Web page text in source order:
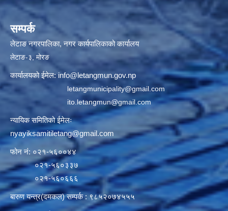
सम्पर्क
लेटाङ नगरपालिका, नगर कार्यपालिकाको कार्यालय
लेटाङ-३, मोरङ
कार्यालयको ईमेल:info@letangmun.gov.np
letangmunicipality@gmail.com
ito.letangmun@gmail.com
न्यायिक समितिको ईमेलः
nyayiksamitiletang@gmail.com
फोन नं: ०२१-५६००४४
०२१-५६०३३७
०२१-५६०६६६
बारुण यन्त्र(दमकल) सम्पर्क : ९८५२०७४५५५